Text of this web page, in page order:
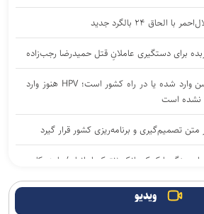
۲۴ بالگرد جدید
برای دستگیری عاملانِ قتل حمیدرضا رجب‌زاده
تعداد قابل توجهی واکسن وارد شده یا در راه کشور است؛ HPV هنوز وارد
نشده است
تصمیم‌گیری و برنامه‌ریزی کشور قرار گیرد
درصد شهدای جنگ با کمک بانک ژنتیک ایرانیان/ با همکاری
پایه اول لزوماً به معنای افزایش بازماندگی از
ویدیو